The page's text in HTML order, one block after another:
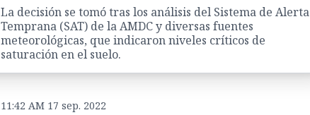
La decisión se tomó tras los análisis del Sistema de Alerta
Temprana (SAT) de la AMDC y diversas fuentes
meteorológicas, que indicaron niveles críticos de
saturación en el suelo.
11:42 AM 17 sep. 2022